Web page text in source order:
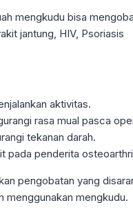
aktivitas.
rasa mual pasca
tekanan darah.
pada penderita
pengobatan yang
menggunakan mengkudu.